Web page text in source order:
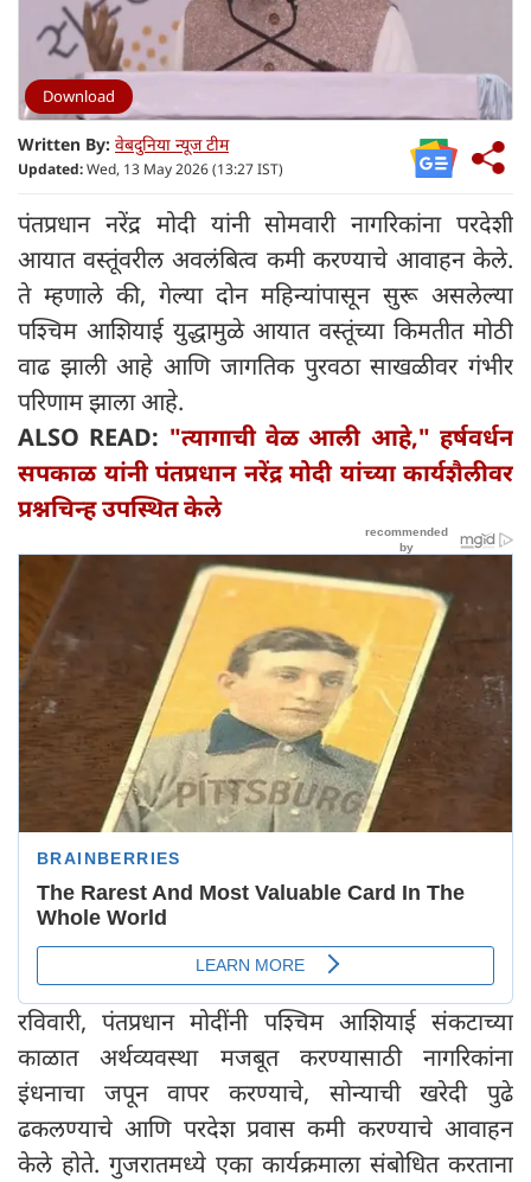
Download
Written By: वेबदुनिया न्यूज टीम
Updated:Wed, 13 May 2026 (13:27 IST)
पंतप्रधान नरेंद्र मोदी यांनी सोमवारी नागरिकांना परदेशी
आयात वस्तूंवरील अवलंबित्व कमी करण्याचे आवाहन केले.
ते म्हणाले की, गेल्या दोन महिन्यांपासून सुरू असलेल्या
पश्चिम आशियाई युद्धामुळे आयात वस्तूंच्या किमतीत मोठी
वाढ झाली आहे आणि जागतिक पुरवठा साखळीवर गंभीर
परिणाम झाला आहे.
ALSO READ: "त्यागाची वेळ आली आहे," हर्षवर्धन
सपकाळ यांनी पंतप्रधान नरेंद्र मोदी यांच्या कार्यशैलीवर
प्रश्नचिन्ह उपस्थित केले
रविवारी, पंतप्रधान मोदींनी पश्चिम आशियाई संकटाच्या
काळात अर्थव्यवस्था मजबूत करण्यासाठी नागरिकांना
इंधनाचा जपून वापर करण्याचे, सोन्याची खरेदी पुढे
ढकलण्याचे आणि परदेश प्रवास कमी करण्याचे आवाहन
केले होते. गुजरातमध्ये एका कार्यक्रमाला संबोधित करताना